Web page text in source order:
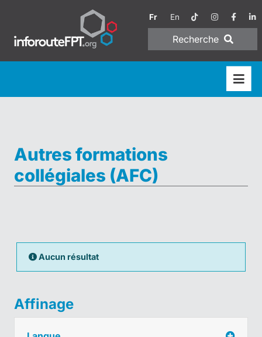
Fr En
Recherche
Autres formations
collégiales (AFC)
Aucun résultat
Affinage